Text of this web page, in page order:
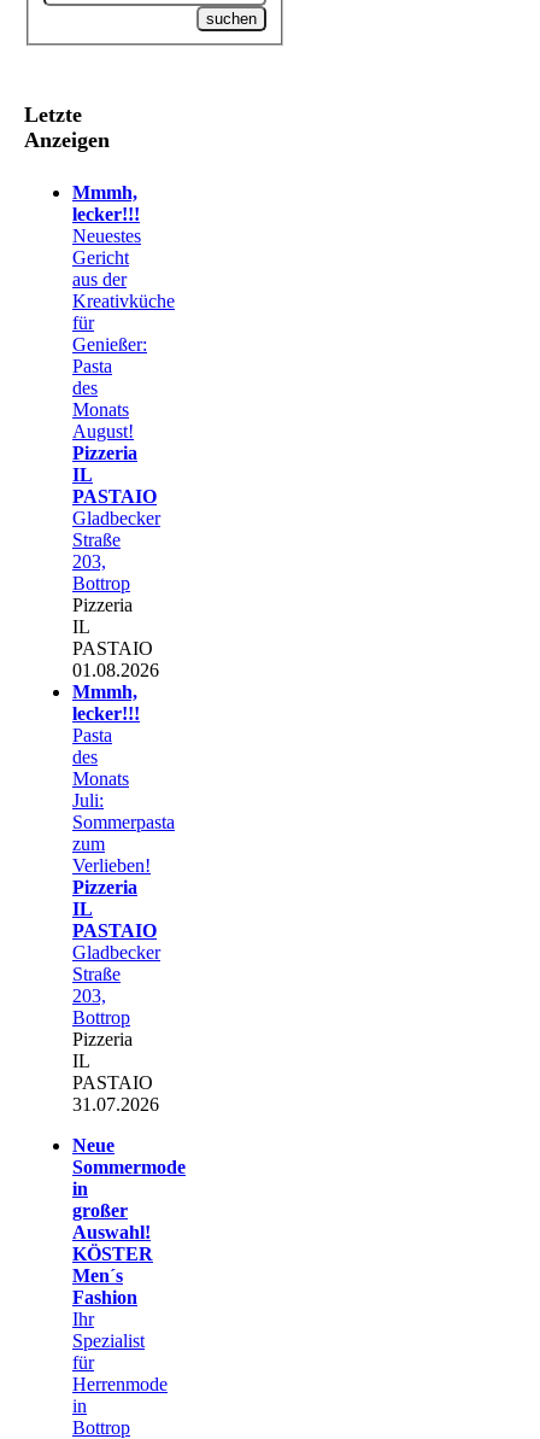
Letzte
Anzeigen
Mmmh,
lecker!!!
Neuestes
Gericht
aus der
Kreativküche
für
Genießer:
Pasta
des
Monats
August!
Pizzeria
IL
PASTAIO
Gladbecker
Straße
203,
Bottrop
Pizzeria
IL
PASTAIO
01.08.2026
Mmmh,
lecker!!!
Pasta
des
Monats
Juli:
Sommerpasta
zum
Verlieben!
Pizzeria
IL
PASTAIO
Gladbecker
Straße
203,
Bottrop
Pizzeria
IL
PASTAIO
31.07.2026
Neue
Sommermode
in
großer
Auswahl!
KÖSTER
Men´s
Fashion
Ihr
Spezialist
für
Herrenmode
in
Bottrop